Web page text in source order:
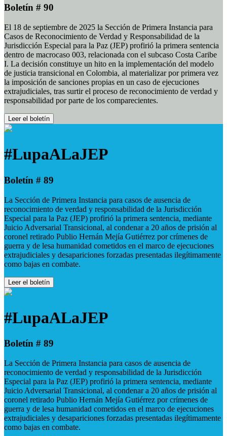
Boletín # 90
El 18 de septiembre de 2025 la Sección de Primera Instancia para
Casos de Reconocimiento de Verdad y Responsabilidad de la
Jurisdicción Especial para la Paz (JEP) profirió la primera sentencia
dentro de macrocaso 003, relacionada con el subcaso Costa Caribe
I. La decisión constituye un hito en la implementación del modelo
de justicia transicional en Colombia, al materializar por primera vez
la imposición de sanciones propias en un caso de ejecuciones
extrajudiciales, tras surtir el proceso de reconocimiento de verdad y
responsabilidad por parte de los comparecientes.
Leer el boletín
#LupaALaJEP
Boletín # 89
La Sección de Primera Instancia para casos de ausencia de
reconocimiento de verdad y responsabilidad de la Jurisdicción
Especial para la Paz (JEP) profirió la primera sentencia, mediante
Juicio Adversarial Transicional, al condenar a 20 años de prisión al
coronel retirado Publio Hernán Mejía Gutiérrez por crímenes de
guerra y de lesa humanidad cometidos en el marco de ejecuciones
extrajudiciales y desapariciones forzadas presentadas ilegítimamente
como bajas en combate.
Leer el boletín
#LupaALaJEP
Boletín # 89
La Sección de Primera Instancia para casos de ausencia de
reconocimiento de verdad y responsabilidad de la Jurisdicción
Especial para la Paz (JEP) profirió la primera sentencia, mediante
Juicio Adversarial Transicional, al condenar a 20 años de prisión al
coronel retirado Publio Hernán Mejía Gutiérrez por crímenes de
guerra y de lesa humanidad cometidos en el marco de ejecuciones
extrajudiciales y desapariciones forzadas presentadas ilegítimamente
como bajas en combate.